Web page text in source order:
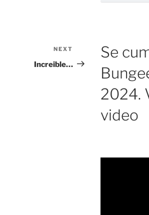
Post
NEXT
Increible…
Se
2024.
video